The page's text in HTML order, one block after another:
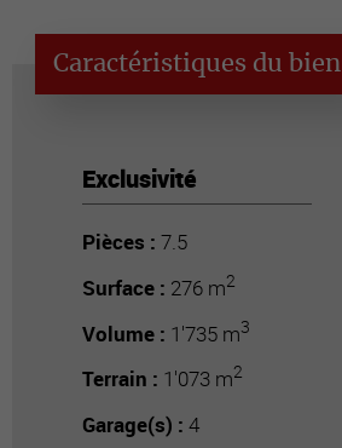
Caractéristiques du bien
Exclusivité
Pièces : 7.5
Surface : 276 m2
Volume : 1'735 m3
Terrain : 1'073 m2
Garage(s) : 4